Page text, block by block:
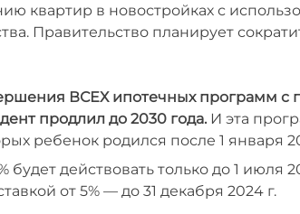
квартир в новостройках с
Правительство планирует
ВСЕХ ипотечных программ с
продлил до 2030 года. И эта
ребенок родился после 1 января
будет действовать только до 1 июля
от 5% — до 31 декабря 2024 г.